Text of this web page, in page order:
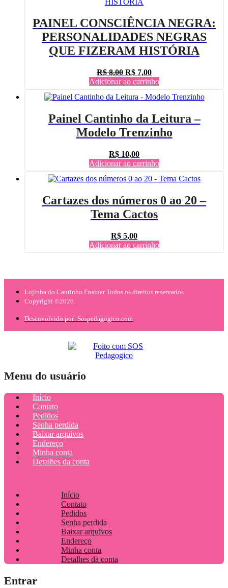
PAINEL CONSCIÊNCIA NEGRA:
PERSONALIDADES NEGRAS
QUE FIZERAM HISTÓRIA
R$8,00 O
preço
era:
R$ 7,00O
preço
é:
Adicionar ao carrinho
Painel Cantinho da Leitura –
Modelo Trenzinho
R$ 10,00
Adicionar ao carrinho
Cartazes dos números 0 ao 20 –
Tema Cactos
R$ 5,00
Adicionar ao carrinho
Lojinha do Cantinho Ensinar Todos os direitos reservados.
Copyright ©2026.
Desenvolvido por: Sospedagogico.com
Menu do usuário
Início
Contato
Pedidos
Senha perdida
Baixar arquivos
Endereço
Minha conta
Detalhes da conta
Início
Contato
Pedidos
Senha perdida
Baixar arquivos
Endereço
Minha conta
Detalhes da conta
Entrar